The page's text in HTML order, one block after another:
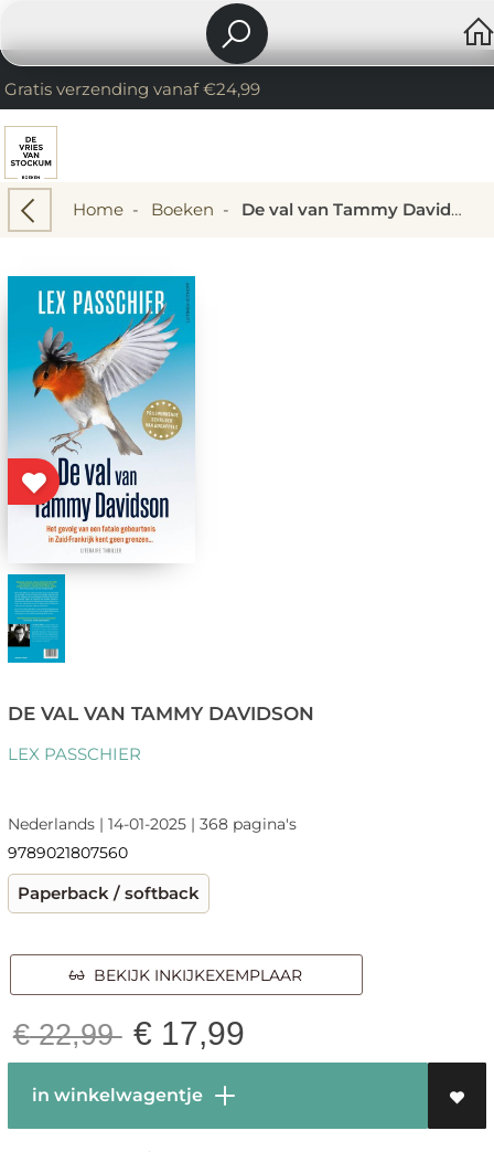
Gratis verzending vanaf €24,99
Home- Boeken - De val van Tammy Davidson
DE VAL VAN TAMMY DAVIDSON
LEX PASSCHIER
Nederlands | 14-01-2025 | 368 pagina's
9789021807560
Paperback / softback
BEKIJK INKIJKEXEMPLAAR
€22,99 € 17,99
in winkelwagentje